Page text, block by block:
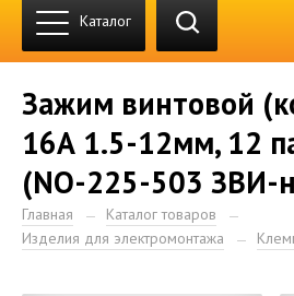
Каталог
Зажим винтовой
16А 1.5-12мм, 12
(NO-225-503 ЗВИ-
Главная
Каталог товаров
Изделия для электромонтажа